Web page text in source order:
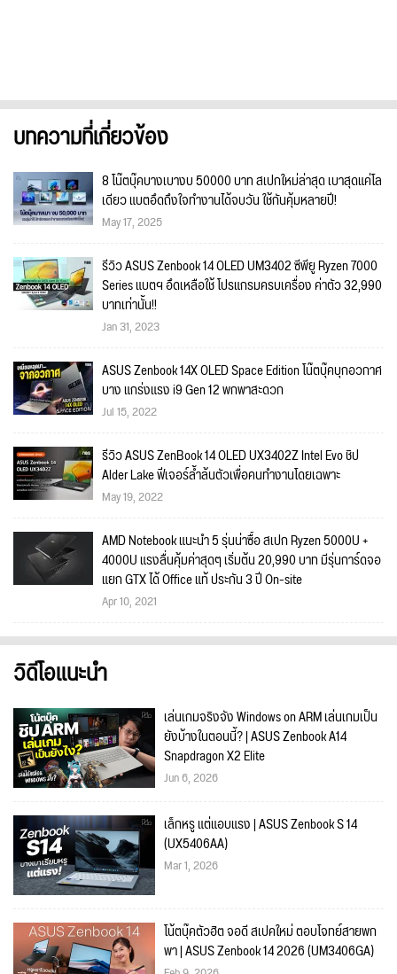
บทความที่เกี่ยวข้อง
8 โน๊ตบุ๊คบางเบางบ 50000 บาท สเปกใหม่ล่าสุด เบาสุดแค่โล
เดียว แบตอึดถึงใจทำงานได้จบวัน ใช้กันคุ้มหลายปี!
May 17, 2025
รีวิว ASUS Zenbook 14 OLED UM3402 ซีพียู Ryzen 7000
Series แบตฯ อึดเหลือใช้ โปรแกรมครบเครื่อง ค่าตัว 32,990
บาทเท่านั้น!!
Jan 31, 2023
ASUS Zenbook 14X OLED Space Edition โน๊ตบุ๊คบุกอวกาศ
บาง แกร่งแรง i9 Gen 12 พกพาสะดวก
Jul 15, 2022
รีวิว ASUS ZenBook 14 OLED UX3402Z Intel Evo ชิป
Alder Lake ฟีเจอร์ล้ำล้นตัวเพื่อคนทำงานโดยเฉพาะ
May 19, 2022
AMD Notebook แนะนำ 5 รุ่นน่าซื้อ สเปก Ryzen 5000U +
4000U แรงลื่นคุ้มค่าสุดๆ เริ่มต้น 20,990 บาท มีรุ่นการ์ดจอ
แยก GTX ได้ Office แท้ ประกัน 3 ปี On-site
Apr 10, 2021
วิดีโอแนะนำ
เล่นเกมจริงจัง Windows on ARM เล่นเกมเป็น
ยังบ้างในตอนนี้? | ASUS Zenbook A14
Snapdragon X2 Elite
Jun 6, 2026
เล็กหรู แต่แอบแรง | ASUS Zenbook S 14
(UX5406AA)
Mar 1, 2026
โน้ตบุ๊คตัวฮิต จอดี สเปคใหม่ ตอบโจทย์สายพก
พา | ASUS Zenbook 14 2026 (UM3406GA)